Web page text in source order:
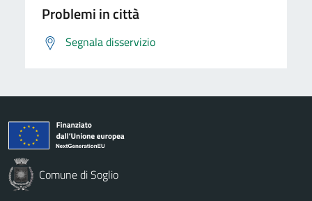
Problemi in città
Segnala disservizio
Comune di Soglio